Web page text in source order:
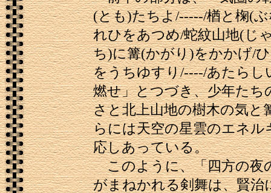
(とも)たちよ/-----/楢と椈(
れひをあつめ/蛇紋山地(じ
ち)に篝(かがり)をかかげ/
をうちゆすり/----/あたらし
燃せ」とつづき、少年たち
さと北上山地の樹木の気と
らには天空の星雲のエネル
応しあっている。
このように、「四方の夜
がまねかれる剣舞は、賢治